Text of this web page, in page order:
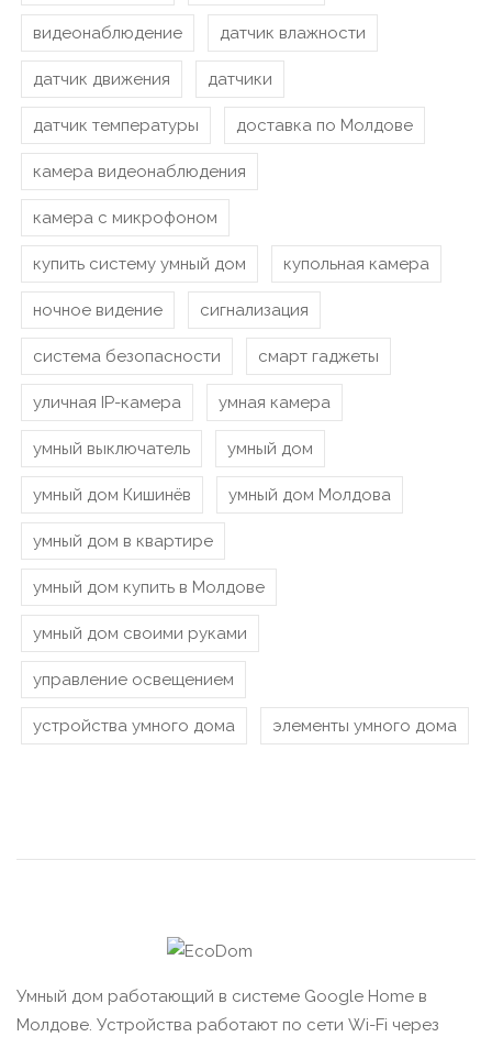
видеонаблюдение датчик влажности
датчик движения датчики
датчик температуры доставка по Молдове
камера видеонаблюдения
камера с микрофоном
купить систему умный дом купольная камера
ночное видение сигнализация
система безопасности смарт гаджеты
уличная IP-камера умная камера
умный выключатель умный дом
умный дом Кишинёв умный дом Молдова
умный дом в квартире
умный дом купить в Молдове
умный дом своими руками
управление освещением
устройства умного дома элементы умного дома
Умный дом работающий в системе Google Home в
Молдове. Устройства работают по сети Wi-Fi через